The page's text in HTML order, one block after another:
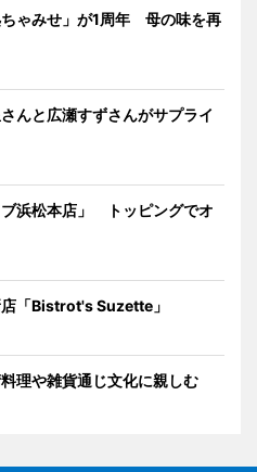
ゃみせ」が1周年 母の味を再
んと広瀬すずさんがサプライ
浜松本店」 トッピングでオ
「Bistrot's Suzette」
理や雑貨通じ文化に親しむ